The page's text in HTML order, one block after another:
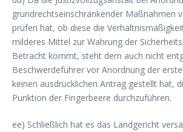
grundrechtseinschränkender Maßnahmen
prüfen hat, ob diese die
milderes Mittel zur Wahrung der
Betracht kommt, steht dem auch nicht
Beschwerdeführer vor Anordnung der
keinen ausdrücklichen Antrag gestellt hat,
Punktion der Fingerbeere durchzuführen.
ee) Schließlich hat es das Landgericht